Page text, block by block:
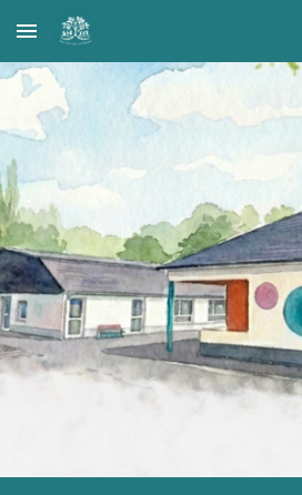
Skip to main content